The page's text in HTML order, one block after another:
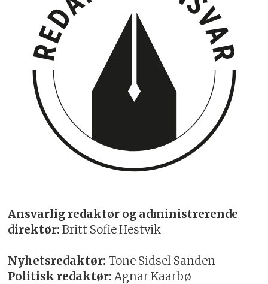
Ansvarlig redaktør og administrerende
direktør: Britt Sofie Hestvik
Nyhetsredaktør: Tone Sidsel Sanden
Politisk redaktør: Agnar Kaarbø